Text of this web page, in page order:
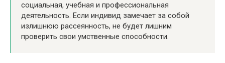
социальная, учебная и профессиональная
деятельность. Если индивид замечает за собой
излишнюю рассеянность, не будет лишним
проверить свои умственные способности.